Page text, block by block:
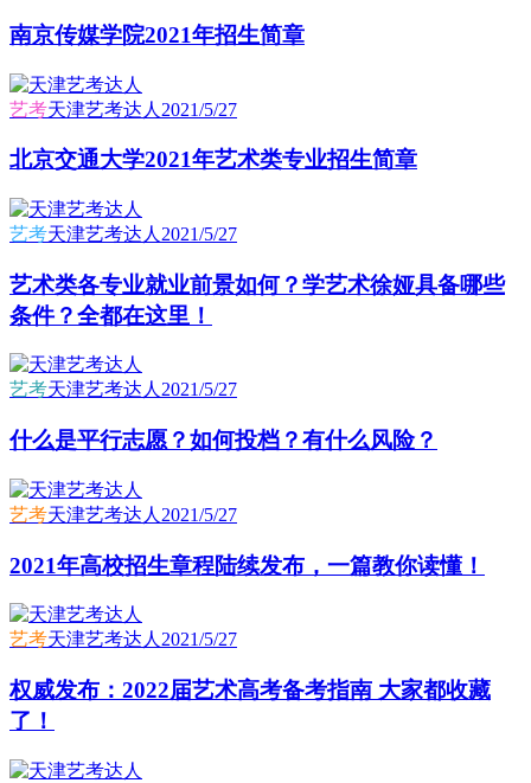
南京传媒学院2021年招生简章
艺考天津艺考达人 2021/5/27
北京交通大学2021年艺术类专业招生简章
艺考天津艺考达人 2021/5/27
艺术类各专业就业前景如何？学艺术徐娅具备哪些
条件？全都在这里！
艺考天津艺考达人 2021/5/27
什么是平行志愿？如何投档？有什么风险？
艺考天津艺考达人 2021/5/27
2021年高校招生章程陆续发布，一篇教你读懂！
艺考天津艺考达人 2021/5/27
权威发布：2022届艺术高考备考指南 大家都收藏
了！